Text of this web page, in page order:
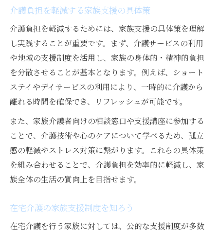
在宅介護家族への支援窓口と連携方法
在宅介護に役立つ家族支援の実践術
在宅介護で役立つ家族支援の実践ポイント
介護家族が知りたい在宅支援の活用法
家族支援を生かした介護のストレス対策
在宅介護と仕事両立のための支援テクニッ
家族の介護で活用できる支援制度の実例
申請漏れを防ぐ公的介護制度の使い方
介護制度申請の注意点と家族支援のポイン
ト
家族の介護で受けられるお金と手続きの流
れ
介護負担を軽減する家族支援の具体策
介護負担を軽減するためには、家族支援の具体策を理解
し実践することが重要です。まず、介護サービスの利用
や地域の支援制度を活用し、家族の身体的・精神的負担
を分散させることが基本となります。例えば、ショート
ステイやデイサービスの利用により、一時的に介護から
離れる時間を確保でき、リフレッシュが可能です。
また、家族介護者向けの相談窓口や支援講座に参加する
ことで、介護技術や心のケアについて学べるため、孤立
感の軽減やストレス対策に繋がります。これらの具体策
を組み合わせることで、介護負担を効率的に軽減し、家
族全体の生活の質向上を目指せます。
在宅介護の家族支援制度を知ろう
在宅介護を行う家族に対しては、公的な支援制度が多数